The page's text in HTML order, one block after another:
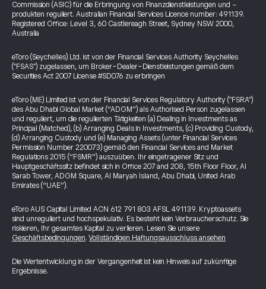
Commission (ASIC) für die Erbringung von Finanzdienstleistungen und -
produkten reguliert. Australian Financial Services Licence number: 491139.
Registered Office: Level 3, 60 Castlereagh Street, Sydney NSW 2000,
Australia
eToro (Seychelles) Ltd. ist von der Financial Services Authority Seychelles
("FSAS") zugelassen, um Broker-Dealer-Dienstleistungen gemäß dem
Securities Act 2007 License #SD076 zu erbringen
eToro (ME) Limited ist von der Financial Services Regulatory Authority ("FSRA")
des Abu Dhabi Global Market (“ADGM”) als Authorised Person zugelassen
und reguliert, um die regulierten Tätigkeiten (a) Dealing in Investments as
Principal (Matched), (b) Arranging Deals in Investments, (c) Providing Custody,
(d) Arranging Custody und (e) Managing Assets (unter Financial Services
Permission Number 220073) gemäß den Financial Services and Market
Regulations 2015 (“FSMR”) auszuüben. Ihr eingetragener Sitz und
Hauptgeschäftssitz befindet sich in Office 207 and 208, 15th Floor Floor, Al
Sarab Tower, ADGM Square, Al Maryah Island, Abu Dhabi, United Arab
Emirates (“UAE”).
eToro AUS Capital Limited ACN 612 791 803 AFSL 491139. Kryptoassets
sind unreguliert und hochspekulativ. Es besteht kein Verbraucherschutz. Sie
riskieren, Ihr gesamtes Kapital zu verlieren. Lesen Sie unsere
Geschäftsbedingungen.Vollständigen Haftungsausschluss ansehen
Die Wertentwicklung in der Vergangenheit ist kein Hinweis auf zukünftige
Ergebnisse.